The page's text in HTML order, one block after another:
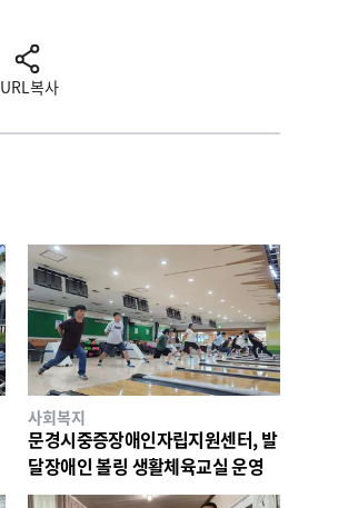
URL복사
사회복지
문경시중증장애인자립지원센터, 발
달장애인 볼링 생활체육교실 운영